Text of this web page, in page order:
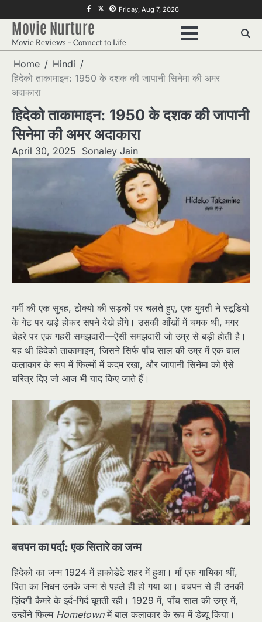
to
content
f twitterpinterest
Friday, Aug 7, 2026
Movie Nurture
Movie Reviews – Connect to Life
Home
Hindi
हिदेको ताकामाइन: 1950 के दशक की जापानी सिनेमा की अमर
अदाकारा
हिदेको ताकामाइन: 1950 के दशक की जापानी
सिनेमा की अमर अदाकारा
April 30, 2025 Sonaley Jain
गर्मी की एक सुबह, टोक्यो की सड़कों पर चलते हुए, एक युवती ने स्टूडियो
के गेट पर खड़े होकर सपने देखे होंगे। उसकी आँखों में चमक थी, मगर
चेहरे पर एक गहरी समझदारी—ऐसी समझदारी जो उम्र से बड़ी होती है।
यह थी हिदेको ताकामाइन, जिसने सिर्फ पाँच साल की उम्र में एक बाल
कलाकार के रूप में फिल्मों में कदम रखा, और जापानी सिनेमा को ऐसे
चरित्र दिए जो आज भी याद किए जाते हैं।
बचपन का पर्दा: एक सितारे का जन्म
हिदेको का जन्म 1924 में हाकोडेटे शहर में हुआ। माँ एक गायिका थीं,
पिता का निधन उनके जन्म से पहले ही हो गया था। बचपन से ही उनकी
ज़िंदगी कैमरे के इर्द-गिर्द घूमती रही। 1929 में, पाँच साल की उम्र में,
उन्होंने फिल्म Hometownमें बाल कलाकार के रूप में डेब्यू किया।